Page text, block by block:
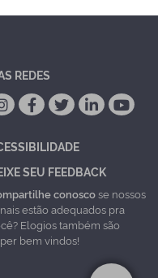
REDES
SEU FEEDBACK
conoscose nossos
estão adequados pra
Elogios também são
bem vindos!